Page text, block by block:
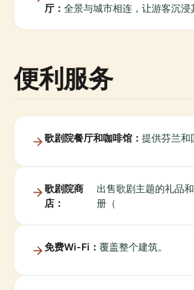
厅： 全景与城市相连，让游客沉浸
便利服务
歌剧院餐厅和咖啡馆： 提供芬兰和
歌剧院商
店：
出售歌剧主题的礼品
册（
免费Wi-Fi： 覆盖整个建筑。